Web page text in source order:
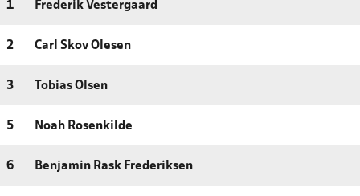
1 Frederik Vestergaard
2 Carl Skov Olesen
3 Tobias Olsen
5 Noah Rosenkilde
6 Benjamin Rask Frederiksen